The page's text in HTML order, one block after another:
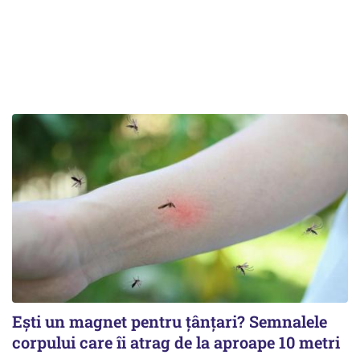
Ești un magnet pentru țânțari? Semnalele
corpului care îi atrag de la aproape 10 metri